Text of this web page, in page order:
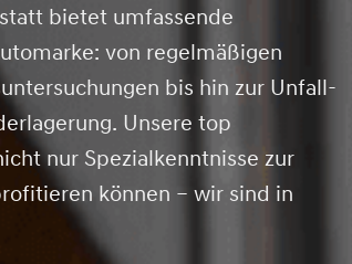
bietet umfassende
von regelmäßigen
bis hin zur Unfall-
Unsere top
nur Spezialkenntnisse zur
können – wir sind in